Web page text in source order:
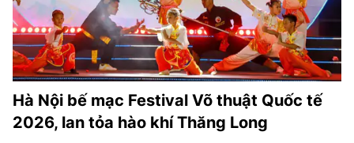
Hà Nội bế mạc Festival Võ thuật Quốc tế
2026, lan tỏa hào khí Thăng Long